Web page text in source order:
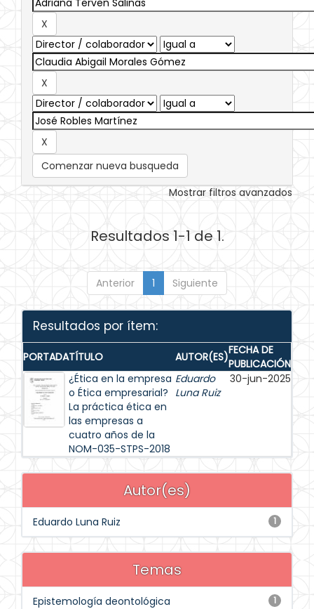
Comenzar nueva busqueda
Mostrar filtros avanzados
Resultados 1-1 de 1.
Anterior 1 Siguiente
Resultados por ítem:
PORTADATÍTULO AUTOR(ES)FECHA DE
PUBLICACIÓN
¿Ética en la empresa
o Ética empresarial?
La práctica ética en
las empresas a
cuatro años de la
NOM-035-STPS-2018
Eduardo
Luna Ruiz
30-jun-2025
Autor(es)
1
Eduardo Luna Ruiz
Temas
1
Epistemología deontológica